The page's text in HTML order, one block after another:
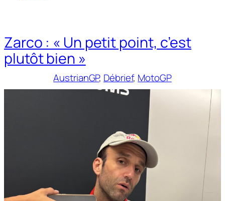
Zarco : « Un petit point, c’est
plutôt bien »
AustrianGP, Débrief, MotoGP